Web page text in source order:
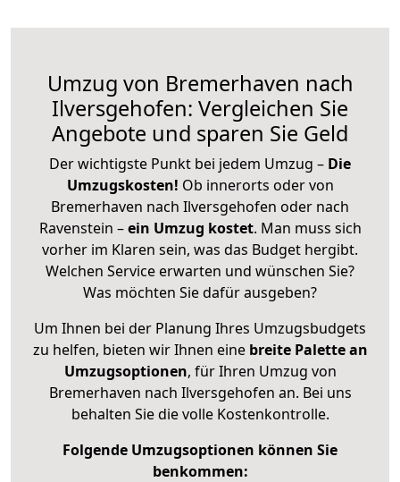
Umzug von Bremerhaven nach
Ilversgehofen: Vergleichen Sie
Angebote und sparen Sie Geld
Der wichtigste Punkt bei jedem Umzug – Die
Umzugskosten! Ob innerorts oder von
Bremerhaven nach Ilversgehofen oder nach
Ravenstein –ein Umzug kostet. Man muss sich
vorher im Klaren sein, was das Budget hergibt.
Welchen Service erwarten und wünschen Sie?
Was möchten Sie dafür ausgeben?
Um Ihnen bei der Planung Ihres Umzugsbudgets
zu helfen, bieten wir Ihnen eine breite Palette an
Umzugsoptionen, für Ihren Umzug von
Bremerhaven nach Ilversgehofen an. Bei uns
behalten Sie die volle Kostenkontrolle.
Folgende Umzugsoptionen können Sie
benkommen: